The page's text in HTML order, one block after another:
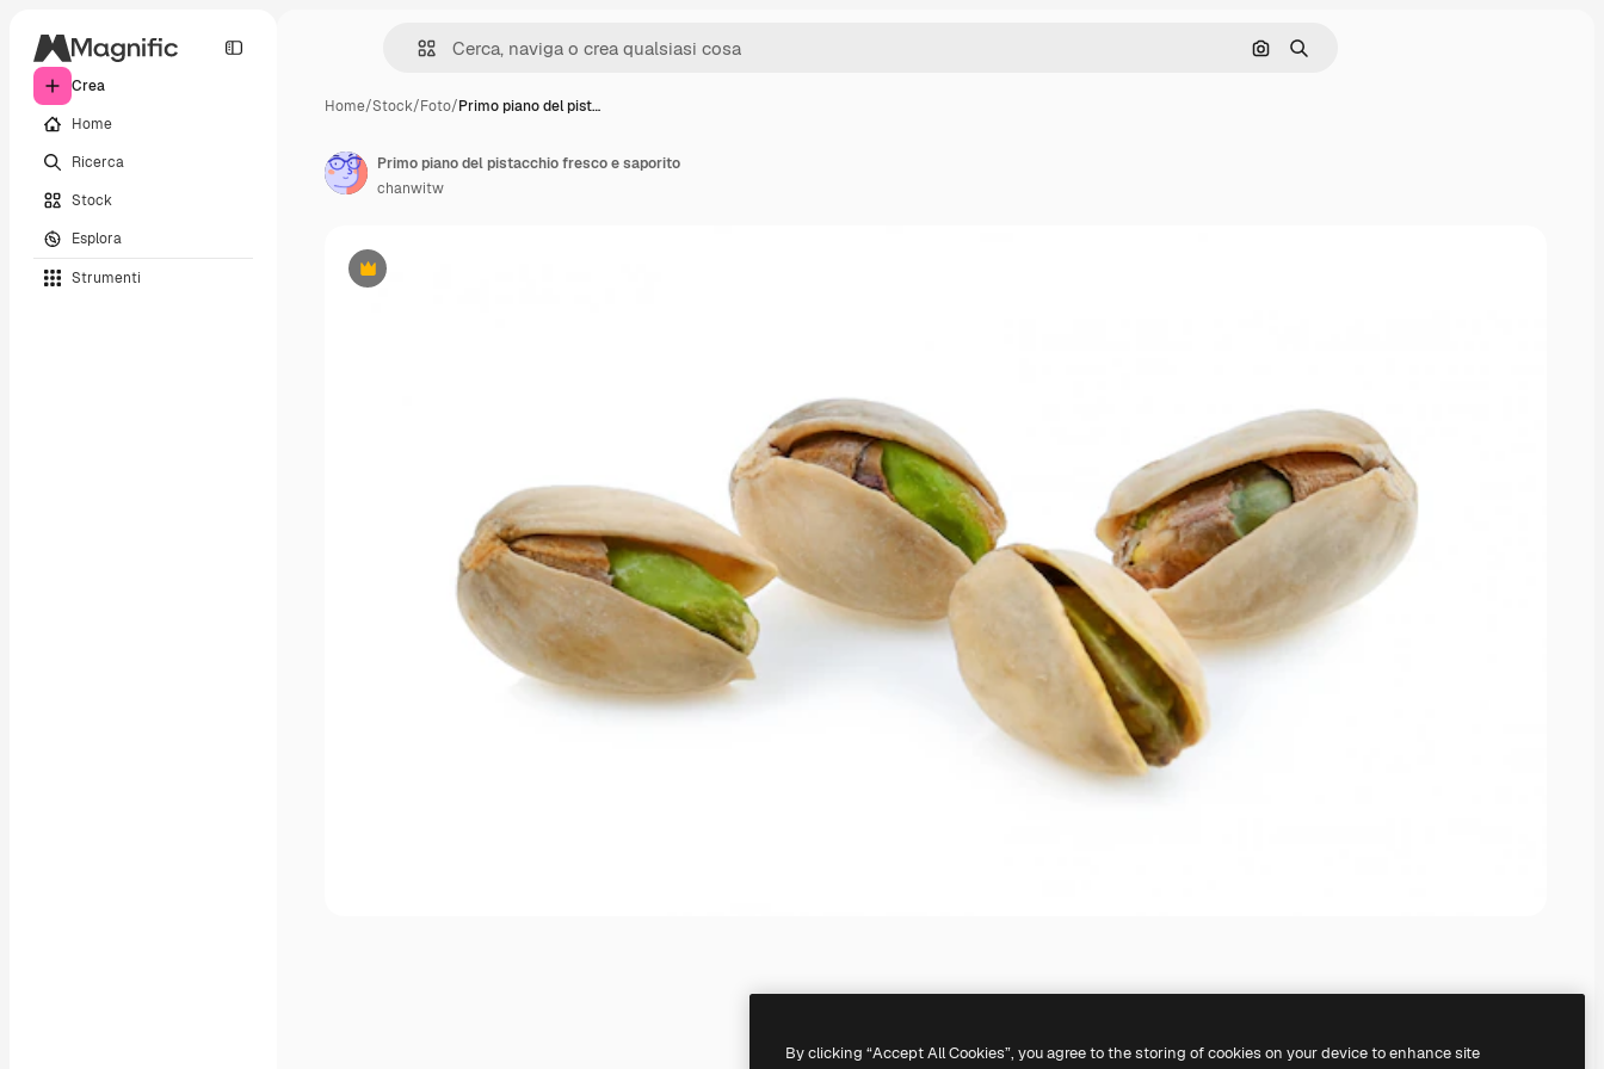
Crea
Home
Ricerca
Stock
Esplora
Strumenti
Cerca per immagine
Ricerca
Home/Stock/Foto/Primo piano del pist…
Premium
Primo piano del pistacchio fresco e saporito
chanwitw
By clicking “Accept All Cookies”, you agree to the storing of cookies on your device to enhance site